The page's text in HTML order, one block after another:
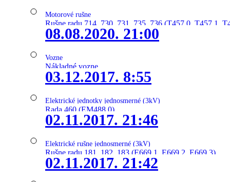
Motorové rušne
Rušne radu 714, 730, 731, 735, 736 (T457.0, T457.1,
08.08.2020. 21:00
Vozne
Nákladné vozne
03.12.2017. 8:55
Elektrické jednotky jednosmerné (3kV)
Rada 460 (EM488.0)
02.11.2017. 21:46
Elektrické rušne jednosmerné (3kV)
Rušne radu 181, 182, 183 (E669.1, E669.2, E669.3)
02.11.2017. 21:42